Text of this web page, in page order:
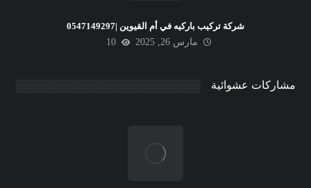
شركة تركيب باركيه في أم القيوين |0547149297
مارس 26, 2025
10
مشاركات عشوائية